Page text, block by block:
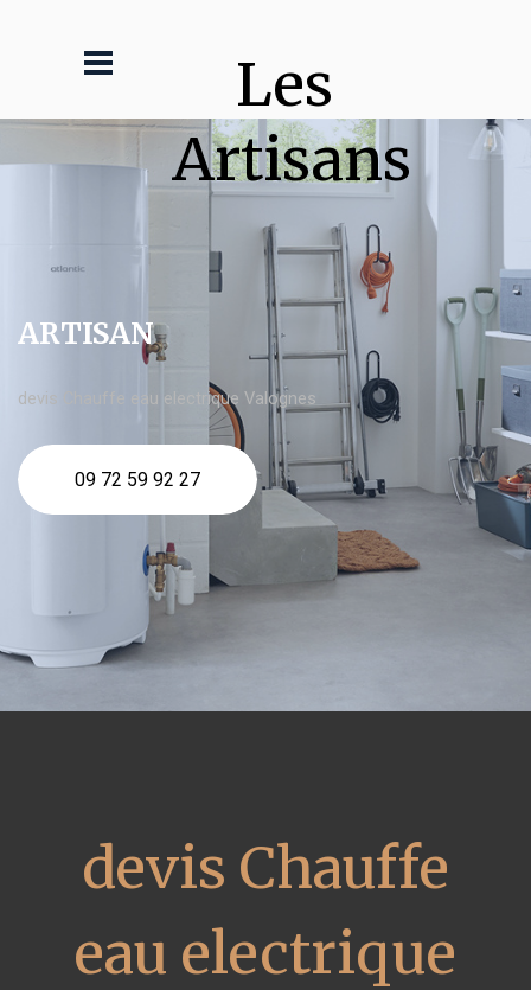
Les
Artisans
ARTISAN
devis Chauffe eau electrique Valognes
09 72 59 92 27
devis Chauffe
eau electrique